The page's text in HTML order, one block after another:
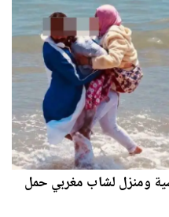
ومنزل لشاب مغربي حمل